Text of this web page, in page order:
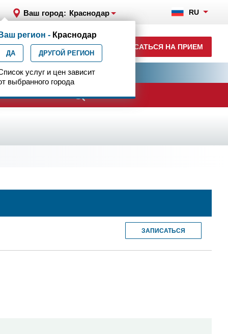
Ваш город: Краснодар RU
+7 (861) 200-83-22
ежедн. 8.00-00.00
ЗАПИСАТЬСЯ НА ПРИЕМ
регион - Краснодар
ДА ДРУГОЙ РЕГИОН
услуг и цен зависит
выбранного города
Центр эпилептологии
ЗАПИСАТЬСЯ